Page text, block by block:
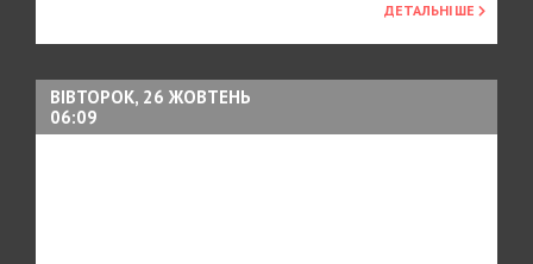
ДЕТАЛЬНІШЕ
ВІВТОРОК, 26 ЖОВТЕНЬ
06:09